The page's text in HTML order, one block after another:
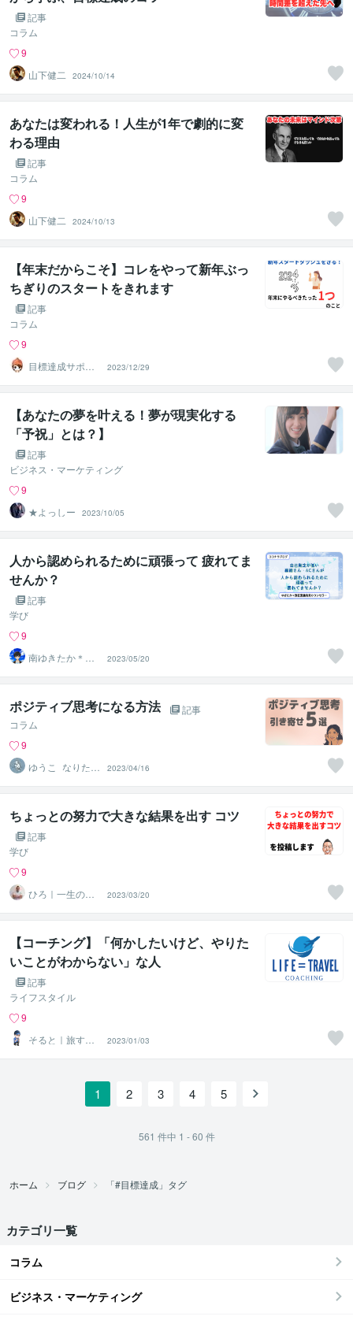
記事
コラム
9
山下健二
2024/10/14
あなたは変われる！人生が1年で劇的に変
わる理由
記事
コラム
9
山下健二
2024/10/13
【年末だからこそ】コレをやって新年ぶっ
ちぎりのスタートをきれます
記事
コラム
9
目標達成サポー
ター ぽん
2023/12/29
【あなたの夢を叶える！夢が現実化する
「予祝」とは？】
記事
ビジネス・マーケティング
9
★よっしー
2023/10/05
人から認められるために頑張って 疲れてま
せんか？
記事
学び
9
南ゆきたか＊ラ
イフ・メンタル
習慣化コーチ
2023/05/20
ポジティブ思考になる方法
記事
コラム
9
ゆうこ_なりたい
自分を叶える
2023/04/16
ちょっとの努力で大きな結果を出す コツ
記事
学び
9
ひろ｜一生の自
信を育てる心理
学の専門家
2023/03/20
【コーチング】「何かしたいけど、やりた
いことがわからない」な人
記事
ライフスタイル
9
そると｜旅する
コーチ
2023/01/03
1 2 3 4 5
561 件中 1 - 60 件
ホーム ブログ 「#目標達成」タグ
カテゴリ一覧
コラム
ビジネス・マーケティング